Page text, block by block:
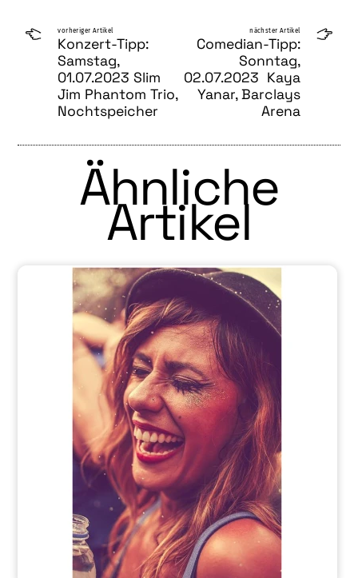
vorheriger Artikel
Konzert-Tipp:
Samstag,
01.07.2023 Slim
Jim Phantom Trio,
Nochtspeicher
nächster Artikel
Comedian-Tipp:
Sonntag,
02.07.2023 Kaya
Yanar, Barclays
Arena
Ähnliche
Artikel